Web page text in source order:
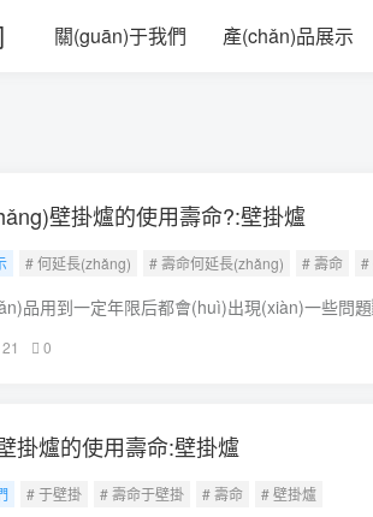
夜福网站_永久免费中
關(guān)于我們 產(chǎn)品展示
壁掛爐的使用壽命?:壁掛爐
# 何延長(zhǎng) # 壽命何延長(zhǎng) # 壽命 #
品用到一定年限后都會(huì)出現(xiàn)一些
了修”與“修了壞”頻繁出現(xiàn)，這就讓
21 0
掛爐的使用壽命:壁掛爐
# 于壁掛 # 壽命于壁掛 # 壽命 # 壁掛爐